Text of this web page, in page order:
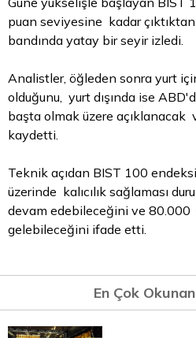
puan seviyesine kadar
bandında yatay bir seyir izledi.
Analistler, öğleden sonra yurt
olduğunu, yurt dışında ise
başta olmak üzere
kaydetti.
Teknik açıdan BIST 100
üzerinde kalıcılık sağlaması
devam edebileceğini ve
gelebileceğini ifade etti.
En Çok